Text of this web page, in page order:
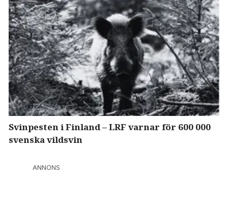
Svinpesten i Finland – LRF varnar för 600 000
svenska vildsvin
ANNONS